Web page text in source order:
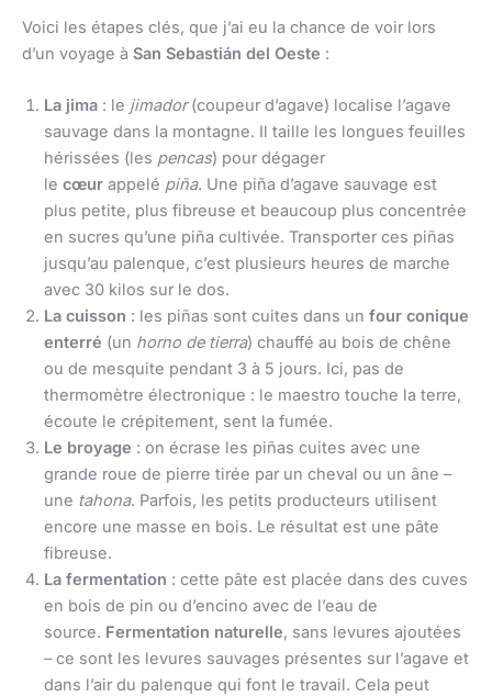
Voici les étapes clés, que j’ai eu la chance de voir lors
d’un voyage à San Sebastián del Oeste :
La jima : le jimador(coupeur d’agave) localise l’agave
sauvage dans la montagne. Il taille les longues feuilles
hérissées (les pencas) pour dégager
le cœur appelé piña. Une piña d’agave sauvage est
plus petite, plus fibreuse et beaucoup plus concentrée
en sucres qu’une piña cultivée. Transporter ces piñas
jusqu’au palenque, c’est plusieurs heures de marche
avec 30 kilos sur le dos.
La cuisson : les piñas sont cuites dans un four conique
enterré (un horno de tierra) chauffé au bois de chêne
ou de mesquite pendant 3 à 5 jours. Ici, pas de
thermomètre électronique : le maestro touche la terre,
écoute le crépitement, sent la fumée.
Le broyage : on écrase les piñas cuites avec une
grande roue de pierre tirée par un cheval ou un âne –
une tahona. Parfois, les petits producteurs utilisent
encore une masse en bois. Le résultat est une pâte
fibreuse.
La fermentation : cette pâte est placée dans des cuves
en bois de pin ou d’encino avec de l’eau de
source. Fermentation naturelle, sans levures ajoutées
– ce sont les levures sauvages présentes sur l’agave et
dans l’air du palenque qui font le travail. Cela peut